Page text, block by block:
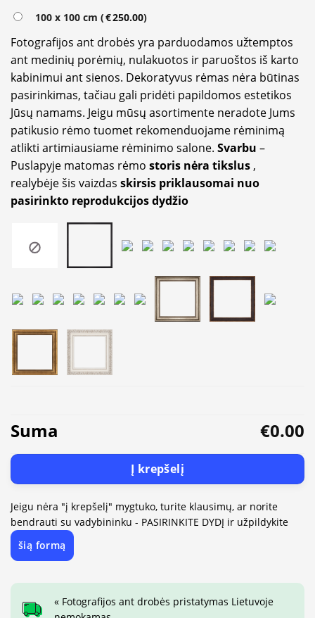
100 x 100 cm (€250.00)
Fotografijos ant drobės yra parduodamos užtemptos
ant medinių porėmių, nulakuotos ir paruoštos iš karto
kabinimui ant sienos. Dekoratyvus rėmas nėra būtinas
pasirinkimas, tačiau gali pridėti papildomos estetikos
Jūsų namams. Jeigu mūsų asortimente neradote Jums
patikusio rėmo tuomet rekomenduojame rėminimą
atlikti artimiausiame rėminimo salone. Svarbu –
Puslapyje matomas rėmo storis nėra tikslus ,
realybėje šis vaizdas skirsis priklausomai nuo
pasirinkto reprodukcijos dydžio
Suma €0.00
Į krepšelį
Jeigu nėra "į krepšelį" mygtuko, turite klausimų, ar norite
bendrauti su vadybininku - PASIRINKITE DYDĮ ir užpildykite
šią formą
« Fotografijos ant drobės pristatymas Lietuvoje